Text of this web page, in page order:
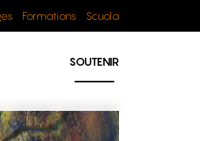
Formations Scuola
SOUTENIR